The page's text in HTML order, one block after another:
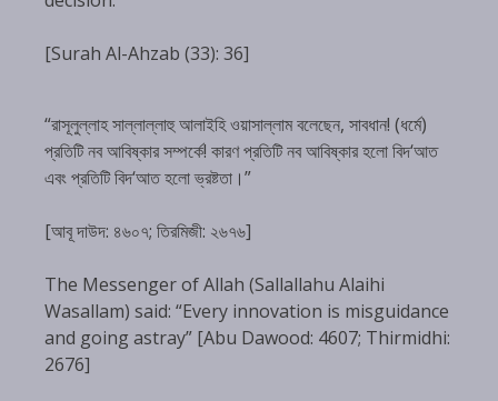
[Surah Al-Ahzab (33): 36]
“রাসূলুল্লাহ সাল্লাল্লাহু আলাইহি ওয়াসাল্লাম বলেছেন, সাবধান! (ধর্মে)
প্রতিটি নব আবিষ্কার সম্পর্কে! কারণ প্রতিটি নব আবিষ্কার হলো বিদ‘আত
এবং প্রতিটি বিদ‘আত হলো ভ্রষ্টতা।”
[আবূ দাউদ: ৪৬০৭; তিরমিজী: ২৬৭৬]
The Messenger of Allah (Sallallahu Alaihi
Wasallam) said: “Every innovation is misguidance
and going astray” [Abu Dawood: 4607; Thirmidhi:
2676]